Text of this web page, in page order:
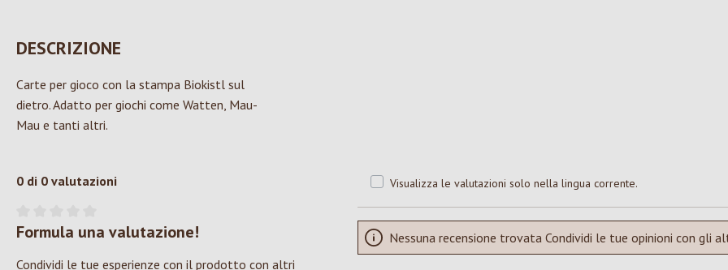
DESCRIZIONE
Carte per gioco con la stampa Biokistl sul
dietro. Adatto per giochi come Watten, Mau-
Mau e tanti altri.
0 di 0 valutazioni
Valutazione media di 0 su 5 stelle
Formula una valutazione!
Condividi le tue esperienze con il prodotto con altri
Visualizza le valutazioni solo nella lingua corrente.
Nessuna recensione trovata Condividi le tue opinioni con gli